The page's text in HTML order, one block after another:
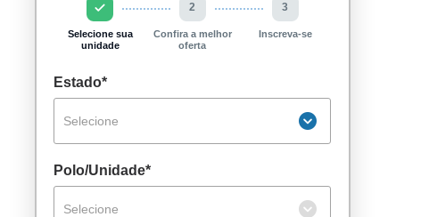
Selecione sua
unidade
2
Confira a melhor
oferta
3
Inscreva-se
Estado*
Selecione
Polo/Unidade*
Selecione